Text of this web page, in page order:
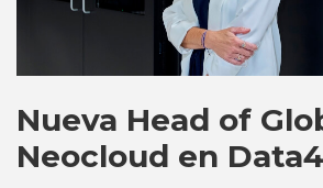
Nueva Head of
Neocloud en Data4